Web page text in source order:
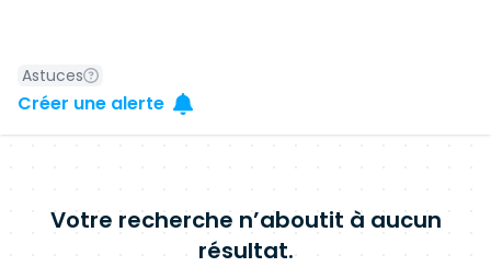
Astuces
Créer une alerte
Votre recherche n’aboutit à aucun
résultat.